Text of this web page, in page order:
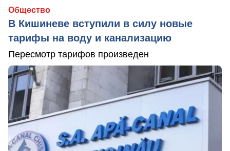
Общество
В Кишиневе вступили в силу новые
тарифы на воду и канализацию
Пересмотр тарифов произведен